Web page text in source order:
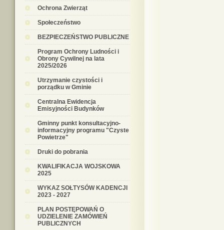
Ochrona Zwierząt
Społeczeństwo
BEZPIECZEŃSTWO PUBLICZNE
Program Ochrony Ludności i
Obrony Cywilnej na lata
2025/2026
Utrzymanie czystości i
porządku w Gminie
Centralna Ewidencja
Emisyjności Budynków
Gminny punkt konsultacyjno-
informacyjny programu "Czyste
Powietrze"
Druki do pobrania
KWALIFIKACJA WOJSKOWA
2025
WYKAZ SOŁTYSÓW KADENCJI
2023 - 2027
PLAN POSTĘPOWAŃ O
UDZIELENIE ZAMÓWIEŃ
PUBLICZNYCH